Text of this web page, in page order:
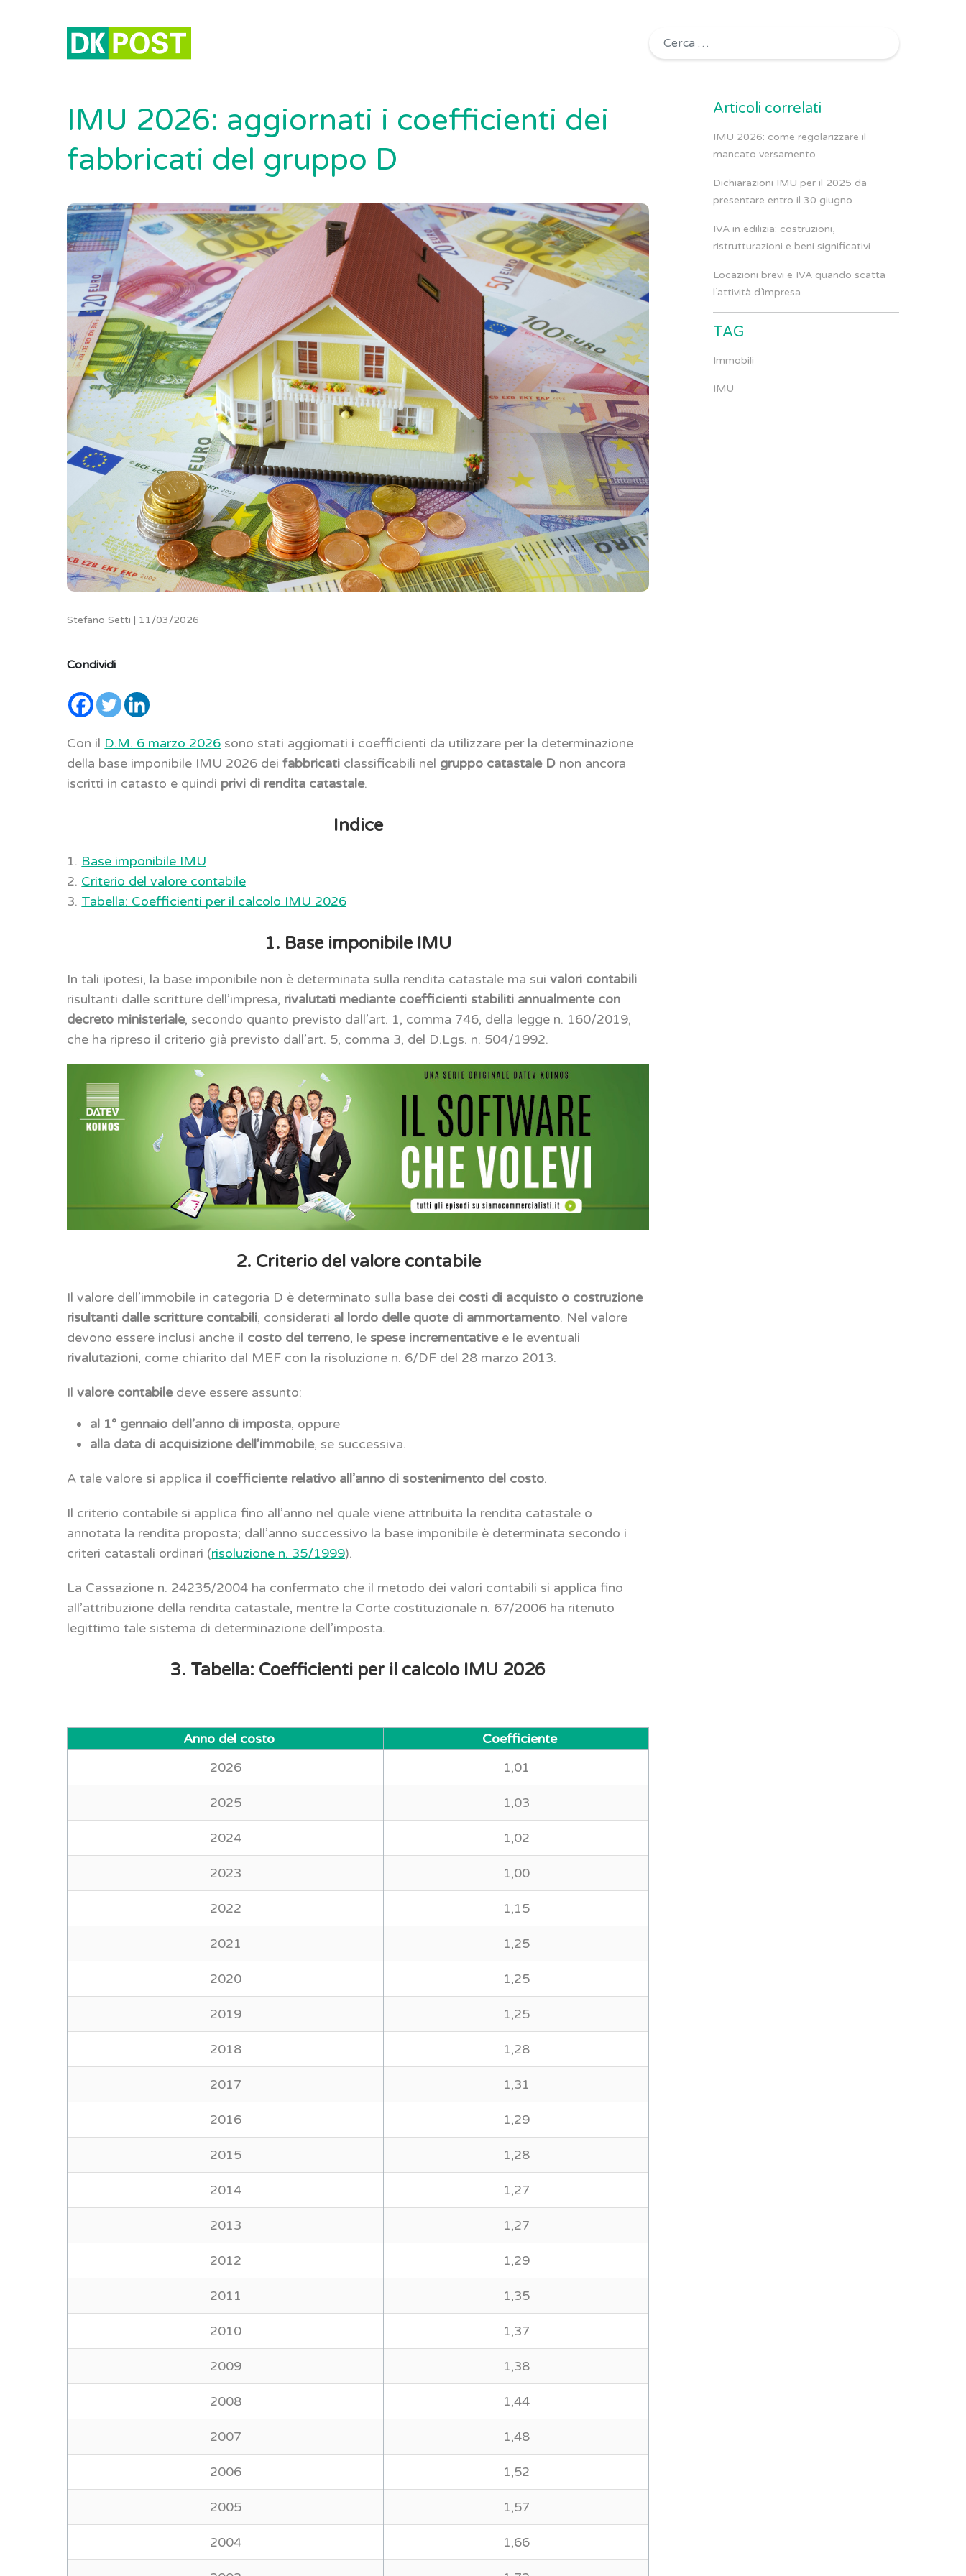
Ricerca per:
IMU 2026: aggiornati i coefficienti dei
fabbricati del gruppo D
Stefano Setti | 11/03/2026
Condividi
Con il D.M. 6 marzo 2026 sono stati aggiornati i coefficienti da utilizzare per la determinazione
della base imponibile IMU 2026 deifabbricati classificabili nel gruppo catastale D non ancora
iscritti in catasto e quindi privi di rendita catastale.
Indice
1. Base imponibile IMU
2. Criterio del valore contabile
3. Tabella: Coefficienti per il calcolo IMU 2026
1. Base imponibile IMU
In tali ipotesi, la base imponibile non è determinata sulla rendita catastale ma sui valori contabili
risultanti dalle scritture dell’impresa, rivalutati mediante coefficienti stabiliti annualmente con
decreto ministeriale, secondo quanto previsto dall’art. 1, comma 746, della legge n. 160/2019,
che ha ripreso il criterio già previsto dall’art. 5, comma 3, del D.Lgs. n. 504/1992.
2. Criterio del valore contabile
Il valore dell’immobile in categoria D è determinato sulla base dei costi di acquisto o costruzione
risultanti dalle scritture contabili, considerati al lordo delle quote di ammortamento. Nel valore
devono essere inclusi anche il costo del terreno, le spese incrementativee le eventuali
rivalutazioni, come chiarito dal MEF con la risoluzione n. 6/DF del 28 marzo 2013.
Ilvalore contabiledeve essere assunto:
al 1° gennaio dell’anno di imposta, oppure
alla data di acquisizione dell’immobile, se successiva.
A tale valore si applica il coefficiente relativo all’anno di sostenimento del costo.
Il criterio contabile si applica fino all’anno nel quale viene attribuita la rendita catastale o
annotata la rendita proposta; dall’anno successivo la base imponibile è determinata secondo i
criteri catastali ordinari (risoluzione n. 35/1999).
La Cassazione n. 24235/2004 ha confermato che il metodo dei valori contabili si applica fino
all’attribuzione della rendita catastale, mentre la Corte costituzionale n. 67/2006 ha ritenuto
legittimo tale sistema di determinazione dell’imposta.
3. Tabella: Coefficienti per il calcolo IMU 2026
Anno del costo
Coefficiente
2026
1,01
2025 1,03
2024 1,02
2023 1,00
2022 1,15
2021 1,25
2020 1,25
2019 1,25
2018 1,28
2017 1,31
2016 1,29
2015 1,28
2014 1,27
2013 1,27
2012 1,29
2011 1,35
2010 1,37
2009 1,38
2008 1,44
2007 1,48
2006 1,52
2005 1,57
2004 1,66
Articoli correlati
IMU 2026: come regolarizzare il
mancato versamento
Dichiarazioni IMU per il 2025 da
presentare entro il 30 giugno
IVA in edilizia: costruzioni,
ristrutturazioni e beni significativi
Locazioni brevi e IVA quando scatta
l’attività d’impresa
TAG
Immobili
IMU